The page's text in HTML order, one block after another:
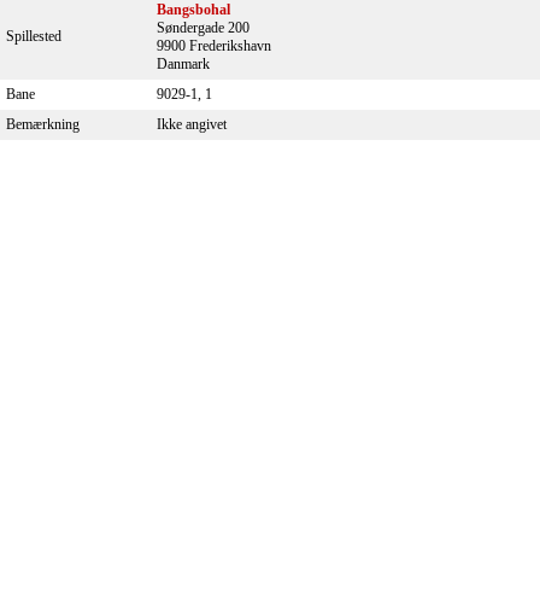
Spillested
Bangsbohal
Søndergade 200
9900 Frederikshavn
Danmark
Bane
9029-1, 1
Bemærkning
Ikke angivet